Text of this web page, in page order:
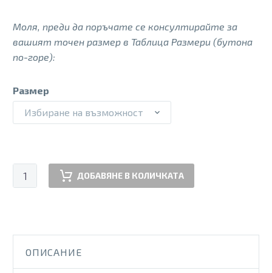
Моля, преди да поръчате се консултирайте за
вашият точен размер в Таблица Размери (бутона
по-горе):
Размер
Избиране на възможност
количество
за
NOTTE
ДОБАВЯНЕ В КОЛИЧКАТА
ОПИСАНИЕ